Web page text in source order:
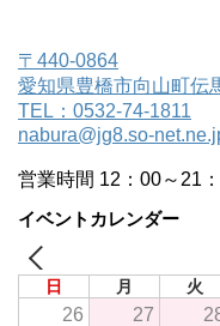
〒440-0864
愛知県豊橋市向山町伝
TEL：0532-74-1811
nabura@jg8.so-
営業時間 12：00～21
イベントカレンダー
日 月 火
26 27